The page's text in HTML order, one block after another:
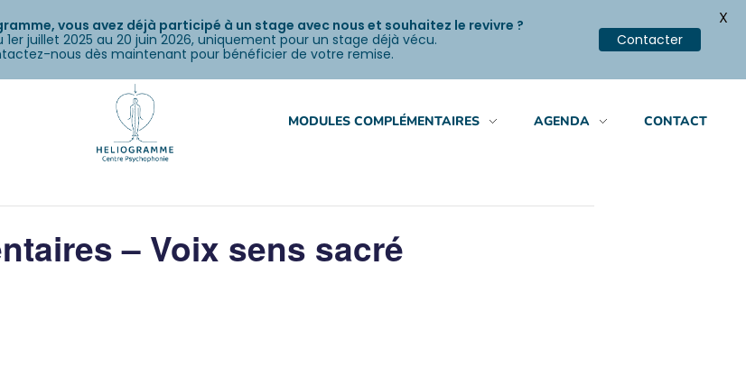
MODULES COMPLÉMENTAIRES AGENDA CONTACT
– Voix sens sacré
vous avez déjà participé à un stage avec nous et souhaitez le revivre ?
juillet 2025 au 20 juin 2026, uniquement pour un stage déjà vécu.
nous dès maintenant pour bénéficier de votre remise.
Contacter
X